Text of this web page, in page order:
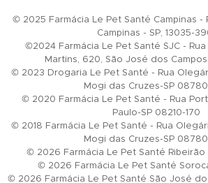
© 2025 Farmácia Le Pet Santé Campinas -
Campinas - SP, 13035-
©2024 Farmácia Le Pet Santé SJC -
Martins, 620, São José dos
© 2023 Drogaria Le Pet Santé - Rua
Mogi das Cruzes-SP
© 2020 Farmácia Le Pet Santé - Rua
Paulo-SP 08210-170
© 2018 Farmácia Le Pet Santé - Rua
Mogi das Cruzes-SP
© 2026 Farmácia Le Pet Santé
© 2026 Farmácia Le Pet Santé
© 2026 Farmácia Le Pet Santé São José